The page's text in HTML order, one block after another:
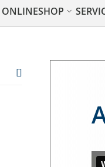
ONLINESHOP